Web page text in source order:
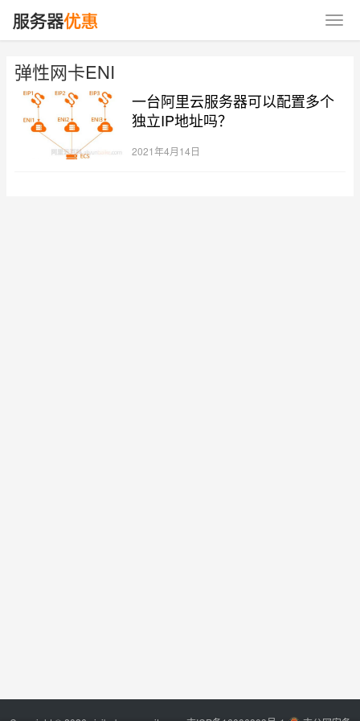
弹性网卡ENI
一台阿里云服务器可以配置多个
独立IP地址吗？
2021年4月14日